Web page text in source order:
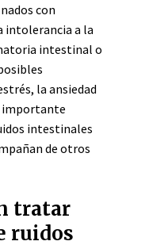
con
intolerancia a la
intestinal o
la ansiedad
importante
intestinales
de otros
tratar
ruidos